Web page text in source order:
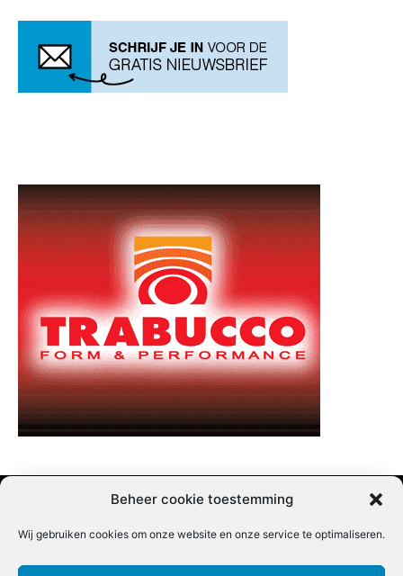
Beheer cookie toestemming
Wij gebruiken cookies om onze website en onze service te optimaliseren.